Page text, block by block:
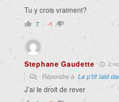
Tu y crois vraiment?
7 -1
Stephane Gaudette 2
Répondre à Le p’tit laid
J’ai le droit de rever